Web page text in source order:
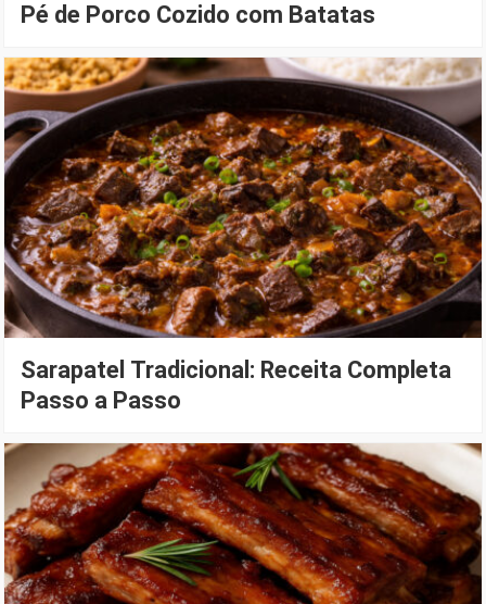
Pé de Porco Cozido com Batatas
Sarapatel Tradicional: Receita Completa
Passo a Passo